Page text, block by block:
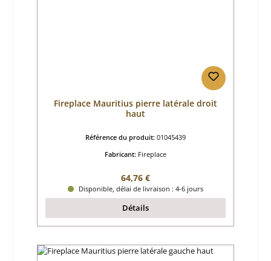
Fireplace Mauritius pierre latérale droit
haut
Référence du produit: 01045439
Fabricant: Fireplace
Prix régulier :
64,76 €
Disponible, délai de livraison : 4-6 jours
Détails